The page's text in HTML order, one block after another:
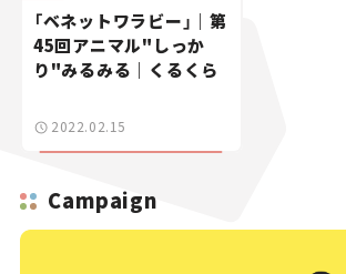
「ベネットワラビー」｜第
45回アニマル"しっか
り"みるみる｜くるくら
2022.02.15
Campaign